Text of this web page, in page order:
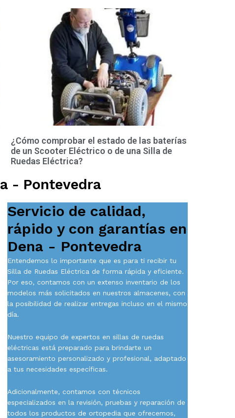
¿Cómo comprobar el estado de las baterías
de un Scooter Eléctrico o de una Silla de
Ruedas Eléctrica?
- Pontevedra
Servicio de calidad,
rápido y con garantías en
Dena - Pontevedra
Entendemos lo importante que es para ti recibir tu
Silla de Ruedas Eléctrica de forma rápida y eficiente.
Por eso, contamos con un extenso inventario de los
modelos más solicitados en nuestros almacenes, con
la posibilidad de realizar entregas incluso en el mismo
día.
Nuestro equipo de expertos en sillas de ruedas
eléctricas está preparado para brindarte un
asesoramiento personalizado y profesional, adaptado
a tus necesidades específicas.
Adicionalmente, contamos con técnicos
especializados en la revisión, pruebas y reparación de
todos los productos de ortopedia que ofrecemos,